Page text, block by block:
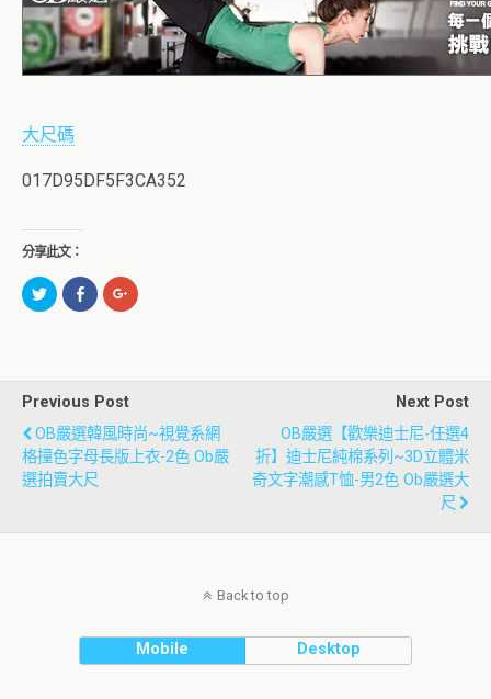
大尺碼
017D95DF5F3CA352
分享此文：
分
享
中
開
啟)
按
一
Facebook(在
新
視
窗
中
開
啟)
點
擊
新
中
開
啟)
Previous Post
OB嚴選韓風時尚~視覺系網
格撞色字母長版上衣-2色 Ob嚴
選拍賣大尺
Next Post
OB嚴選【歡樂迪士尼-任選4
折】迪士尼純棉系列~3D立體米
奇文字潮感T恤-男2色 Ob嚴選大
尺
Back to top
Mobile Desktop